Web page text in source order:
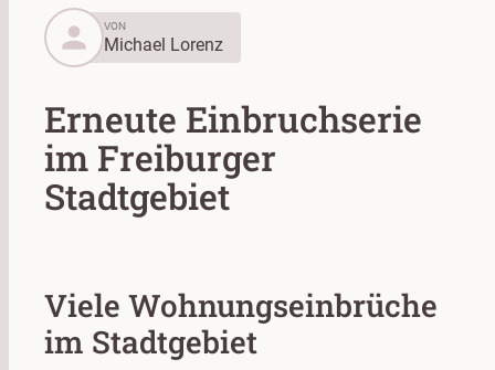
person
VON
Michael Lorenz
Erneute Einbruchserie
im Freiburger
Stadtgebiet
Viele Wohnungseinbrüche
im Stadtgebiet